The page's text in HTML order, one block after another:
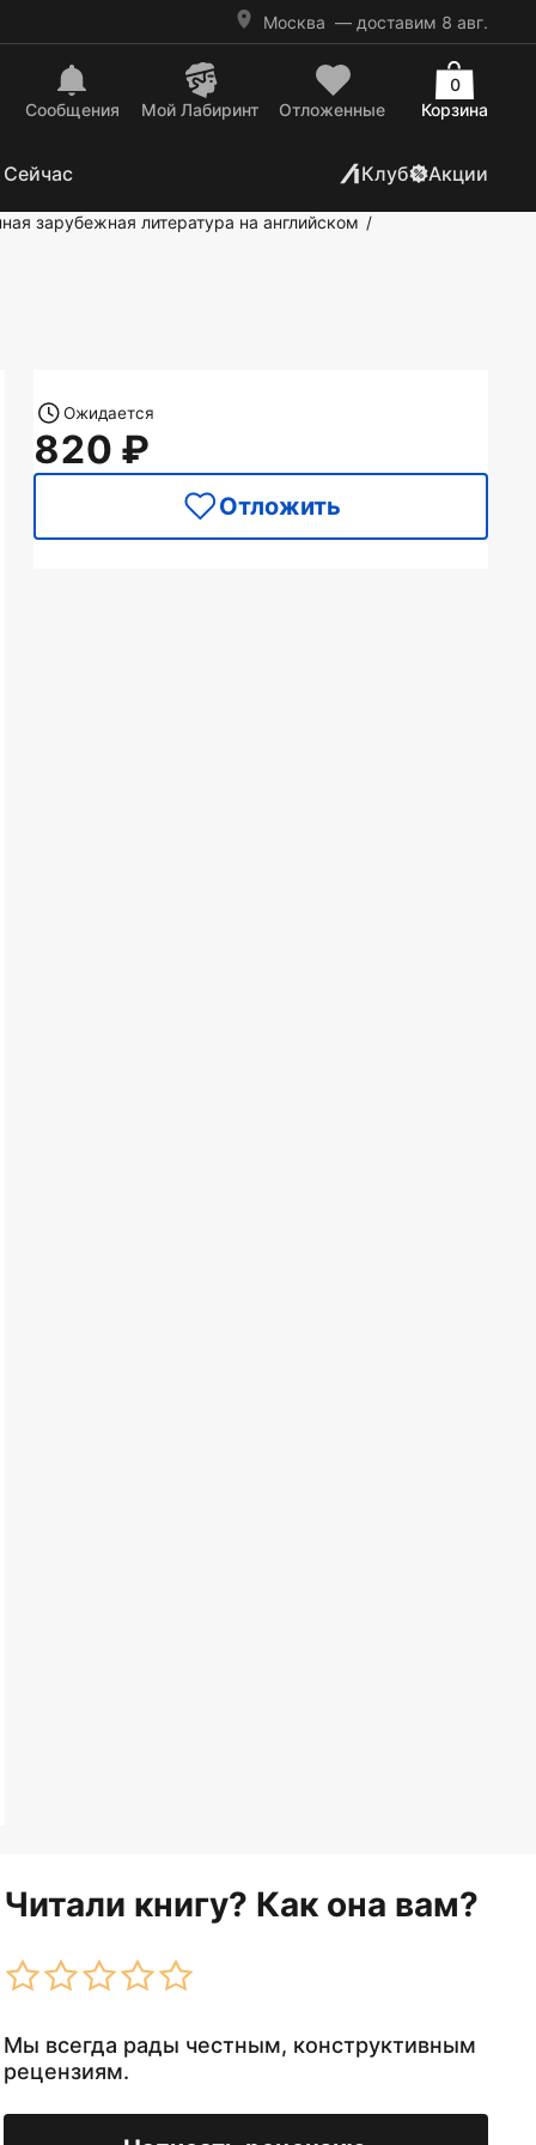
Москва — доставим 8 авг.
Сообщения Mой Лабиринт Отложенные Корзина
0
Клуб Акции
зарубежная литература на английском /
Ожидается
820
Отложить
Читали книгу? Как она вам?
Мы всегда рады честным, конструктивным
рецензиям.